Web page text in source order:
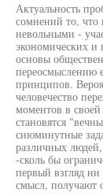
Актуальность
сомнений то, что
невольными -
экономических и
основы
переосмыслению
принципов.
человечество
моментов в
становятся
сиюминутные
различных
-сколь бы
первый взгляд
смысл, получают